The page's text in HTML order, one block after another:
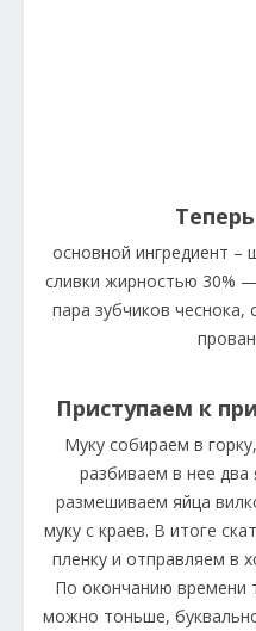
основной ингредиент –
сливки жирностью 30%
пара зубчиков чеснока,
Приступаем к
Муку собираем в
разбиваем в нее
размешиваем яйца
муку с краев. В итоге
пленку и отправляем в
По окончанию времени
можно тоньше,